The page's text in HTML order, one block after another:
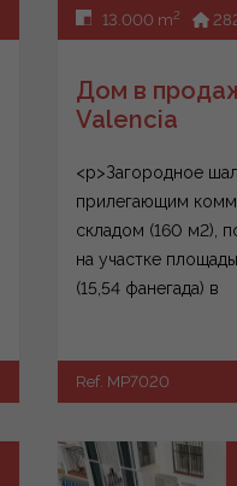
13.000 m2
Дом в
Valencia
<p>Загородное
прилегающим
складом (160 м2),
на участке
(15,54 фанегада) в
Ref. MP7020